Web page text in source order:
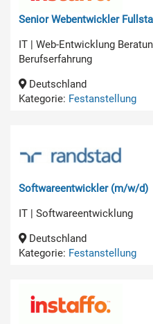
Senior Webentwickler
IT | Web-Entwicklung
Berufserfahrung
Deutschland
Kategorie: Festanstellung
Softwareentwickler (m/w/d)
IT | Softwareentwicklung
Deutschland
Kategorie: Festanstellung